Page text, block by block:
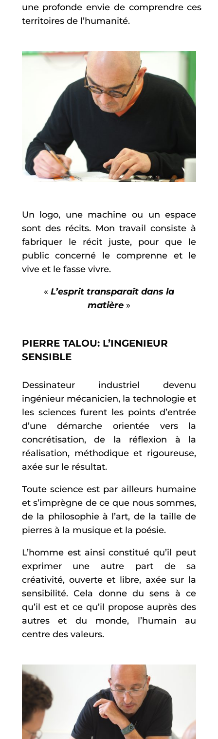
une profonde envie de comprendre ces
territoires de l’humanité.
Un logo, une machine ou un espace
sont des récits. Mon travail consiste à
fabriquer le récit juste, pour que le
public concerné le comprenne et le
vive et le fasse vivre.
« L’esprit transparaît dans la
matière»
PIERRE TALOU: L’INGENIEUR
SENSIBLE
Dessinateur industriel devenu
ingénieur mécanicien, la technologie et
les sciences furent les points d’entrée
d’une démarche orientée vers la
concrétisation, de la réflexion à la
réalisation, méthodique et rigoureuse,
axée sur le résultat.
Toute science est par ailleurs humaine
et s’imprègne de ce que nous sommes,
de la philosophie à l’art, de la taille de
pierres à la musique et la poésie.
L’homme est ainsi constitué qu’il peut
exprimer une autre part de sa
créativité, ouverte et libre, axée sur la
sensibilité. Cela donne du sens à ce
qu’il est et ce qu’il propose auprès des
autres et du monde, l’humain au
centre des valeurs.